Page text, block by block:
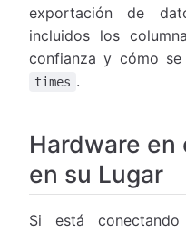
exportación de
incluidos los
confianza y cómo
times .
Hardware
en su Lugar
Si está